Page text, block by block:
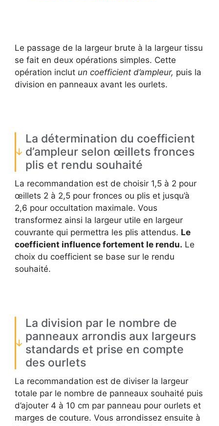
Le passage de la largeur brute à la largeur tissu
se fait en deux opérations simples. Cette
opération inclut un coefficient d’ampleur, puis la
division en panneaux avant les ourlets.
La détermination du coefficient
d’ampleur selon œillets fronces
plis et rendu souhaité
La recommandation est de choisir 1,5 à 2 pour
œillets 2 à 2,5 pour fronces ou plis et jusqu’à
2,6 pour occultation maximale. Vous
transformez ainsi la largeur utile en largeur
couvrante qui permettra les plis attendus. Le
coefficient influence fortement le rendu. Le
choix du coefficient se base sur le rendu
souhaité.
La division par le nombre de
panneaux arrondis aux largeurs
standards et prise en compte
des ourlets
La recommandation est de diviser la largeur
totale par le nombre de panneaux souhaité puis
d’ajouter 4 à 10 cm par panneau pour ourlets et
marges de couture. Vous arrondissez ensuite à